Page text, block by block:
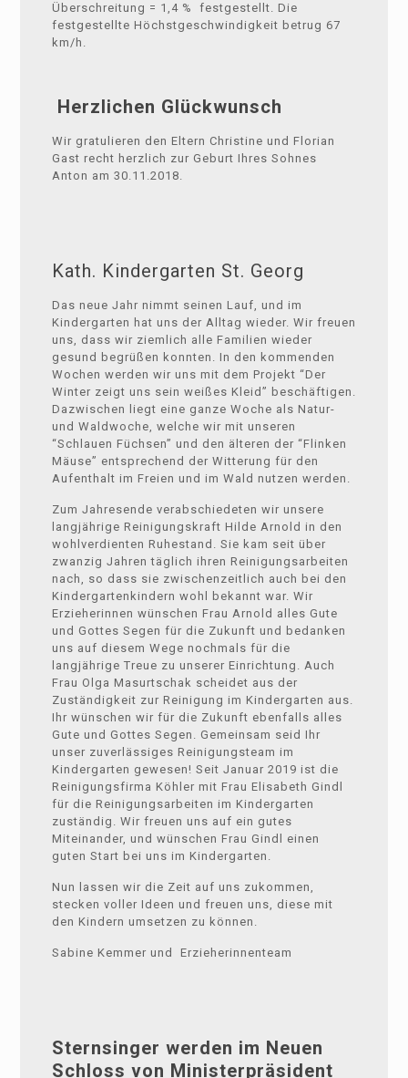
Überschreitung = 1,4 % festgestellt. Die
festgestellte Höchstgeschwindigkeit betrug 67
km/h.
Herzlichen Glückwunsch
Wir gratulieren den Eltern Christine und Florian
Gast recht herzlich zur Geburt Ihres Sohnes
Anton am 30.11.2018.
Kath. Kindergarten St. Georg
Das neue Jahr nimmt seinen Lauf, und im
Kindergarten hat uns der Alltag wieder. Wir freuen
uns, dass wir ziemlich alle Familien wieder
gesund begrüßen konnten. In den kommenden
Wochen werden wir uns mit dem Projekt “Der
Winter zeigt uns sein weißes Kleid” beschäftigen.
Dazwischen liegt eine ganze Woche als Natur-
und Waldwoche, welche wir mit unseren
“Schlauen Füchsen” und den älteren der “Flinken
Mäuse” entsprechend der Witterung für den
Aufenthalt im Freien und im Wald nutzen werden.
Zum Jahresende verabschiedeten wir unsere
langjährige Reinigungskraft Hilde Arnold in den
wohlverdienten Ruhestand. Sie kam seit über
zwanzig Jahren täglich ihren Reinigungsarbeiten
nach, so dass sie zwischenzeitlich auch bei den
Kindergartenkindern wohl bekannt war. Wir
Erzieherinnen wünschen Frau Arnold alles Gute
und Gottes Segen für die Zukunft und bedanken
uns auf diesem Wege nochmals für die
langjährige Treue zu unserer Einrichtung. Auch
Frau Olga Masurtschak scheidet aus der
Zuständigkeit zur Reinigung im Kindergarten aus.
Ihr wünschen wir für die Zukunft ebenfalls alles
Gute und Gottes Segen. Gemeinsam seid Ihr
unser zuverlässiges Reinigungsteam im
Kindergarten gewesen! Seit Januar 2019 ist die
Reinigungsfirma Köhler mit Frau Elisabeth Gindl
für die Reinigungsarbeiten im Kindergarten
zuständig. Wir freuen uns auf ein gutes
Miteinander, und wünschen Frau Gindl einen
guten Start bei uns im Kindergarten.
Nun lassen wir die Zeit auf uns zukommen,
stecken voller Ideen und freuen uns, diese mit
den Kindern umsetzen zu können.
Sabine Kemmer und Erzieherinnenteam
Sternsinger werden im Neuen
Schloss von Ministerpräsident